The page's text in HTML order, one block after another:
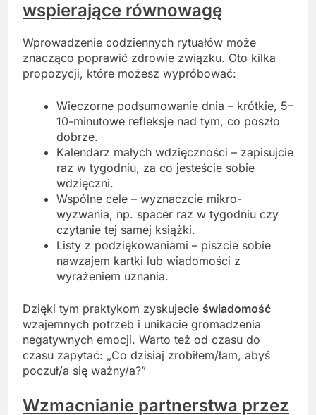
wspierające równowagę
Wprowadzenie codziennych rytuałów może
znacząco poprawić zdrowie związku. Oto kilka
propozycji, które możesz wypróbować:
Wieczorne podsumowanie dnia – krótkie, 5–
10-minutowe refleksje nad tym, co poszło
dobrze.
Kalendarz małych wdzięczności – zapisujcie
raz w tygodniu, za co jesteście sobie
wdzięczni.
Wspólne cele – wyznaczcie mikro-
wyzwania, np. spacer raz w tygodniu czy
czytanie tej samej książki.
Listy z podziękowaniami – piszcie sobie
nawzajem kartki lub wiadomości z
wyrażeniem uznania.
Dzięki tym praktykom zyskujecie świadomość
wzajemnych potrzeb i unikacie gromadzenia
negatywnych emocji. Warto też od czasu do
czasu zapytać: „Co dzisiaj zrobiłem/łam, abyś
poczuł/a się ważny/a?”
Wzmacnianie partnerstwa przez